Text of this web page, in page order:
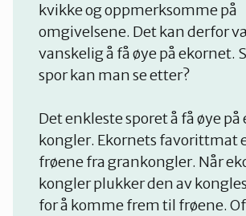
kvikke og oppmerksomme på
omgivelsene. Det kan derfor
vanskelig å få øye på ekornet.
spor kan man se etter?
Det enkleste sporet å få øye
kongler. Ekornets favorittmat
frøene fra grankongler. Når
kongler plukker den av
for å komme frem til frøene.